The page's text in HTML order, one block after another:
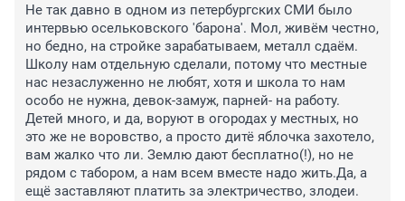
Не так давно в одном из петербургских СМИ было
интервью осельковского 'барона'. Мол, живём честно,
но бедно, на стройке зарабатываем, металл сдаём.
Школу нам отдельную сделали, потому что местные
нас незаслуженно не любят, хотя и школа то нам
особо не нужна, девок-замуж, парней- на работу.
Детей много, и да, воруют в огородах у местных, но
это же не воровство, а просто дитё яблочка захотело,
вам жалко что ли. Землю дают бесплатно(!), но не
рядом с табором, а нам всем вместе надо жить.Да, а
ещё заставляют платить за электричество, злодеи.